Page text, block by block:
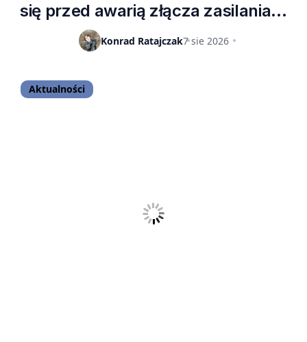
się przed awarią złącza zasilania…
kodując aplikację za
pomocą narzędzi AI
Konrad Ratajczak7 sie 2026
Aktualności